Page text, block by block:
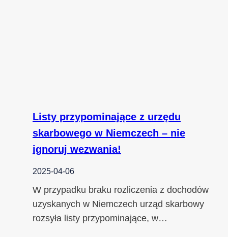
Listy przypominające z urzędu
skarbowego w Niemczech – nie
ignoruj wezwania!
2025-04-06
W przypadku braku rozliczenia z dochodów
uzyskanych w Niemczech urząd skarbowy
rozsyła listy przypominające, w…